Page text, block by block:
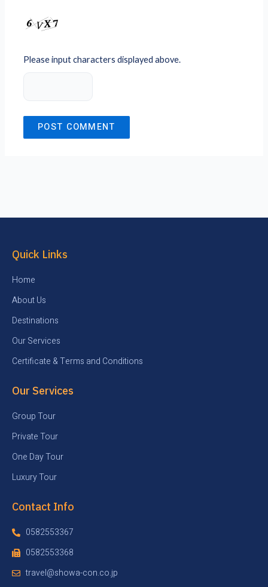
Please input characters displayed above.
Quick Links
Home
About Us
Destinations
Our Services
Certificate & Terms and Conditions
Our Services
Group Tour
Private Tour
One Day Tour
Luxury Tour
Contact Info
0582553367
0582553368
travel@showa-con.co.jp